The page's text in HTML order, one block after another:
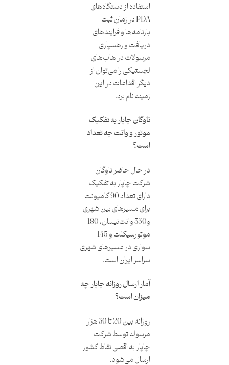
استفاده از دستگاه‌های
PDA در زمان ثبت
بارنامه‌ها و فرایندهای
دریافت و رهسپاری
مرسولات در هاب‌های
لجستیکی را می‌توان از
دیگر اقدامات در این
زمینه نام برد.
ناوگان چاپار به تفکیک
موتور و وانت چه تعداد
است؟
در حال حاضر ناوگان
شرکت چاپار به تفکیک
دارای تعداد 90 کامیونت
برای مسیرهای بین شهری
و350 وانت‌نیسان، 180
موتورسیکلت و 145
سواری در مسیرهای شهری
سراسر ایران است.
آمار ارسال روزانه چاپار چه
میزان است؟
روزانه بین 20 تا 30 هزار
مرسوله توسط شرکت
چاپار به اقصی نقاط کشور
ارسال می‌شود.